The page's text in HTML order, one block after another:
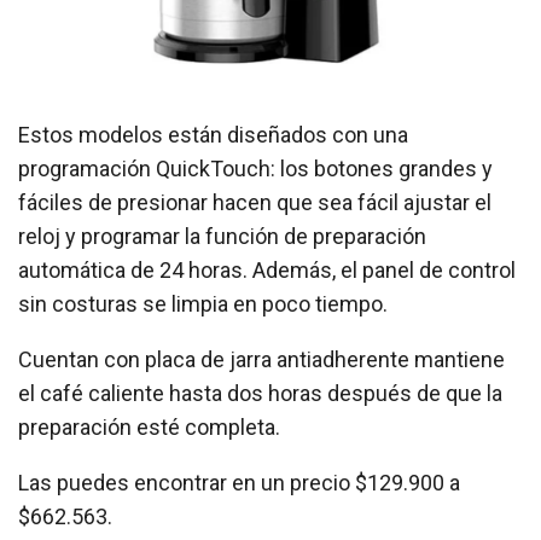
Estos modelos están diseñados con una
programación QuickTouch: los botones grandes y
fáciles de presionar hacen que sea fácil ajustar el
reloj y programar la función de preparación
automática de 24 horas. Además, el panel de control
sin costuras se limpia en poco tiempo.
Cuentan con placa de jarra antiadherente mantiene
el café caliente hasta dos horas después de que la
preparación esté completa.
Las puedes encontrar en un precio $129.900 a
$662.563.